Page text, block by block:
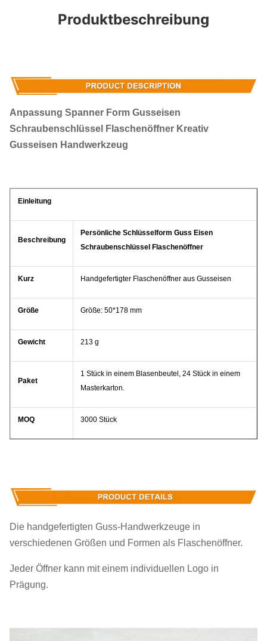
Produktbeschreibung
Anpassung Spanner Form Gusseisen
Schraubenschlüssel Flaschenöffner Kreativ
Gusseisen Handwerkzeug
Einleitung
Beschreibung
Persönliche Schlüsselform Guss Eisen
Schraubenschlüssel Flaschenöffner
Kurz Handgefertigter Flaschenöffner aus Gusseisen
Größe Größe: 50*178 mm
Gewicht 213 g
Paket
1 Stück in einem Blasenbeutel, 24 Stück in einem
Masterkarton.
MOQ 3000 Stück
Unsere Firma und Fabrik bemühen sich sehr um die
günstigen Preis.Wir möchten mit unseren Freunden und
Geschäftspartnern aus der ganzen Welt zusammenarbeiten..
Die handgefertigten Guss-Handwerkzeuge in
verschiedenen Größen und Formen als Flaschenöffner.
Jeder Öffner kann mit einem individuellen Logo in
Prägung.